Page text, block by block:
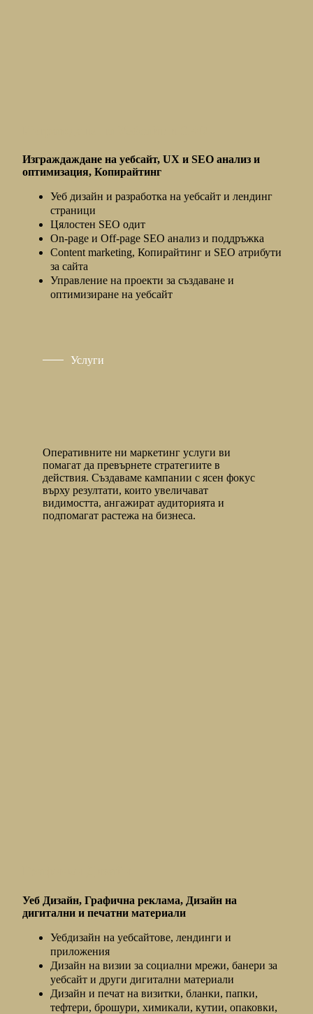
Изграждаждане на уебсайт, UX и SEO анализ и
оптимизация, Копирайтинг
Уеб дизайн и разработка на уебсайт и лендинг
страници
Цялостен SEO одит
Оn-page и Оff-page SEO анализ и поддръжка
Content marketing, Копирайтинг и SEO атрибути
за сайта
Управление на проекти за създаване и
оптимизиране на уебсайт
Услуги
Оперативните ни маркетинг услуги ви
помагат да превърнете стратегиите в
действия. Създаваме кампании с ясен фокус
върху резултати, които увеличават
видимостта, ангажират аудиторията и
подпомагат растежа на бизнеса.
Уеб Дизайн, Графична реклама, Дизайн на
дигитални и печатни материали
Уебдизайн на уебсайтове, лендинги и
приложения
Дизайн на визии за социални мрежи, банери за
уебсайт и други дигитални материали
Дизайн и печат на визитки, бланки, папки,
тефтери, брошури, химикали, кутии, опаковки,